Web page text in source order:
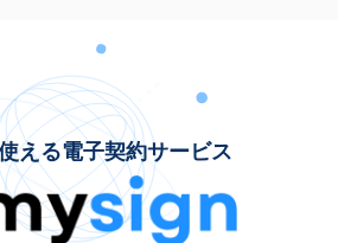
える電子契約サービス